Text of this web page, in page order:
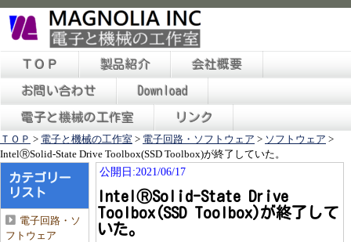
ＴＯＰ 製品紹介 会社概要
お問い合わせ Download
電子と機械の工作室 リンク
ＴＯＰ > 電子と機械の工作室 > 電子回路・ソフトウェア > ソフトウェア >
IntelⓇSolid-State Drive Toolbox(SSD Toolbox)が終了していた。
カテゴリー
リスト
電子回路・ソ
フトウェア
公開日:2021/06/17
IntelⓇSolid-State Drive
Toolbox(SSD Toolbox)が終了して
いた。